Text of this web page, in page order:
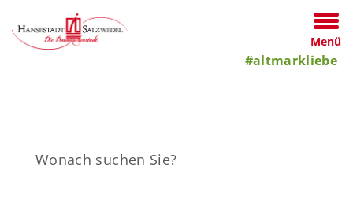
Menü
#altmarkliebe